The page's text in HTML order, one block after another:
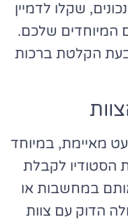
שקלו לדמיין
המיוחדים שלכם.
בעת הקלטת ברכות
מאיימת, במיוחד
הסטודיו לקבלת
במחשבות או
הדוק עם צוות